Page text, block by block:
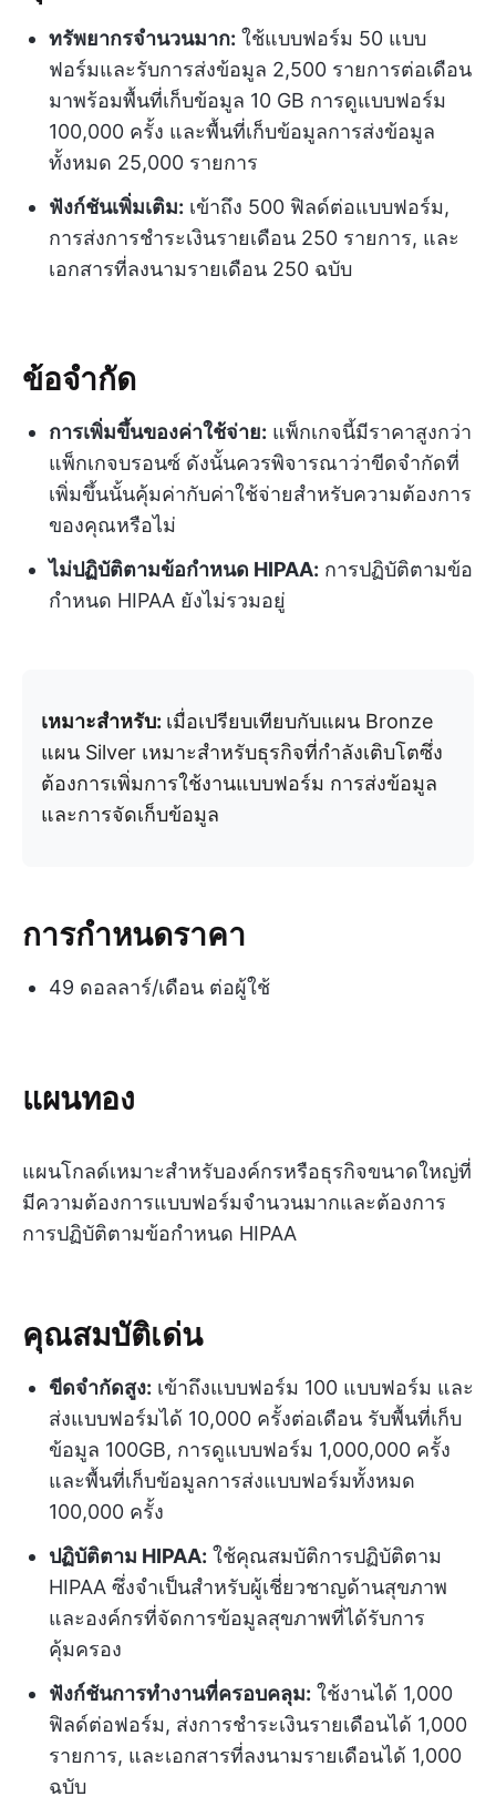
ทรัพยากรจำนวนมาก: ใช้แบบฟอร์ม 50 แบบ
ฟอร์มและรับการส่งข้อมูล 2,500 รายการต่อเดือน
มาพร้อมพื้นที่เก็บข้อมูล 10 GB การดูแบบฟอร์ม
100,000 ครั้ง และพื้นที่เก็บข้อมูลการส่งข้อมูล
ทั้งหมด 25,000 รายการ
ฟังก์ชันเพิ่มเติม: เข้าถึง 500 ฟิลด์ต่อแบบฟอร์ม,
การส่งการชำระเงินรายเดือน 250 รายการ, และ
เอกสารที่ลงนามรายเดือน 250 ฉบับ
ข้อจำกัด
การเพิ่มขึ้นของค่าใช้จ่าย: แพ็กเกจนี้มีราคาสูงกว่า
แพ็กเกจบรอนซ์ ดังนั้นควรพิจารณาว่าขีดจำกัดที่
เพิ่มขึ้นนั้นคุ้มค่ากับค่าใช้จ่ายสำหรับความต้องการ
ของคุณหรือไม่
ไม่ปฏิบัติตามข้อกำหนด HIPAA: การปฏิบัติตามข้อ
กำหนด HIPAA ยังไม่รวมอยู่
เหมาะสำหรับ: เมื่อเปรียบเทียบกับแผน Bronze
แผน Silver เหมาะสำหรับธุรกิจที่กำลังเติบโตซึ่ง
ต้องการเพิ่มการใช้งานแบบฟอร์ม การส่งข้อมูล
และการจัดเก็บข้อมูล
การกำหนดราคา
49 ดอลลาร์/เดือน ต่อผู้ใช้
แผนทอง
แผนโกลด์เหมาะสำหรับองค์กรหรือธุรกิจขนาดใหญ่ที่
มีความต้องการแบบฟอร์มจำนวนมากและต้องการ
การปฏิบัติตามข้อกำหนด HIPAA
คุณสมบัติเด่น
ขีดจำกัดสูง: เข้าถึงแบบฟอร์ม 100 แบบฟอร์ม และ
ส่งแบบฟอร์มได้ 10,000 ครั้งต่อเดือน รับพื้นที่เก็บ
ข้อมูล 100GB, การดูแบบฟอร์ม 1,000,000 ครั้ง
และพื้นที่เก็บข้อมูลการส่งแบบฟอร์มทั้งหมด
100,000 ครั้ง
ปฏิบัติตาม HIPAA: ใช้คุณสมบัติการปฏิบัติตาม
HIPAA ซึ่งจำเป็นสำหรับผู้เชี่ยวชาญด้านสุขภาพ
และองค์กรที่จัดการข้อมูลสุขภาพที่ได้รับการ
คุ้มครอง
ฟังก์ชันการทำงานที่ครอบคลุม: ใช้งานได้ 1,000
ฟิลด์ต่อฟอร์ม, ส่งการชำระเงินรายเดือนได้ 1,000
รายการ, และเอกสารที่ลงนามรายเดือนได้ 1,000
ฉบับ